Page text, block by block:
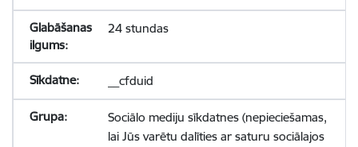
24 stundas
__cfduid
Sociālo mediju sīkdatnes (nepieciešamas,
lai Jūs varētu dalīties ar saturu sociālajos